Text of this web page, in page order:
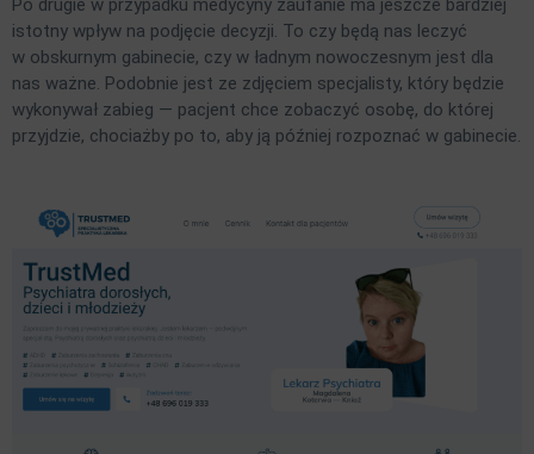
Po drugie w przypadku medycyny zaufanie ma jeszcze bardziej
istotny wpływ na podjęcie decyzji. To czy będą nas leczyć
w obskurnym gabinecie, czy w ładnym nowoczesnym jest dla
nas ważne. Podobnie jest ze zdjęciem specjalisty, który będzie
wykonywał zabieg — pacjent chce zobaczyć osobę, do której
przyjdzie, chociażby po to, aby ją później rozpoznać w gabinecie.